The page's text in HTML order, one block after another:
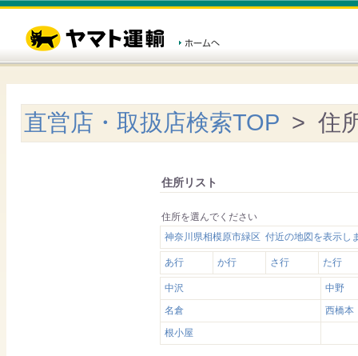
直営店・取扱店検索TOP > 住
住所リスト
住所を選んでください
神奈川県相模原市緑区 付近の地図を表示し
あ行 か行 さ行 た行
中沢
中野
名倉
西橋本
根小屋